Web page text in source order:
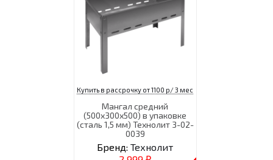
Купить в рассрочку от 1100 р/ 3 мес
Мангал средний
(500х300х500) в упаковке
(сталь 1,5 мм) Технолит 3-02-
0039
Бренд: Технолит